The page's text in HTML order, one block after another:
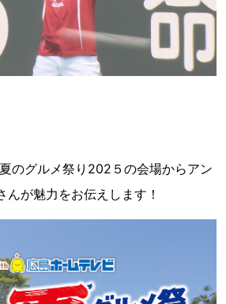
のグルメ祭り202５の会場からアン
が魅力をお伝えします！